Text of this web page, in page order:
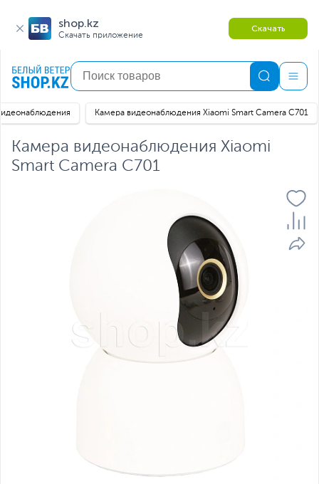
shop.kz
Скачать приложение
Скачать
Камера видеонаблюдения Xiaomi Smart Camera C701
Камера видеонаблюдения Xiaomi
Smart Camera C701